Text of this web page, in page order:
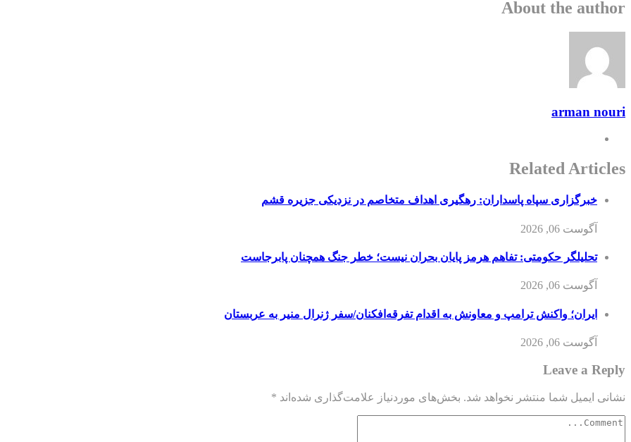
About the author
arman nouri
Related Articles
خبرگزاری سپاه پاسداران: رهگیری اهداف متخاصم در نزدیکی جزیره قشم
آگوست 06, 2026
تحلیلگر حکومتی: تفاهم هرمز پایان بحران نیست؛ خطر جنگ همچنان پابرجاست
آگوست 06, 2026
ایران؛ واکنش ترامپ و معاونش به اقدام تفرقه‌افکنان/سفر ژنرال منیر به عربستان
آگوست 06, 2026
Leave a Reply
نشانی ایمیل شما منتشر نخواهد شد. بخش‌های موردنیاز علامت‌گذاری شده‌اند *